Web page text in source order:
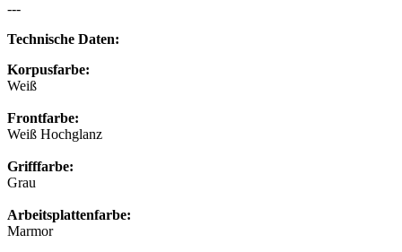
---
Technische Daten:
Korpusfarbe:
Weiß
Frontfarbe:
Weiß Hochglanz
Grifffarbe:
Grau
Arbeitsplattenfarbe:
Marmor